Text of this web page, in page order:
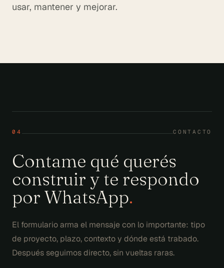
usar, mantener y mejorar.
04 CONTACTO
Contame qué querés
construir y te respondo
por WhatsApp.
El formulario arma el mensaje con lo importante: tipo
de proyecto, plazo, contexto y dónde está trabado.
Después seguimos directo, sin vueltas raras.